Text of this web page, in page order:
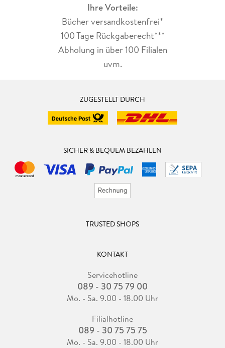
Ihre Vorteile:
Bücher versandkostenfrei*
100 Tage Rückgaberecht***
Abholung in über 100 Filialen
uvm.
ZUGESTELLT DURCH
SICHER & BEQUEM BEZAHLEN
TRUSTED SHOPS
KONTAKT
Servicehotline
089 - 30 75 79 00
Mo. - Sa. 9.00 - 18.00 Uhr
Filialhotline
089 - 30 75 75 75
Mo. - Sa. 9.00 - 18.00 Uhr